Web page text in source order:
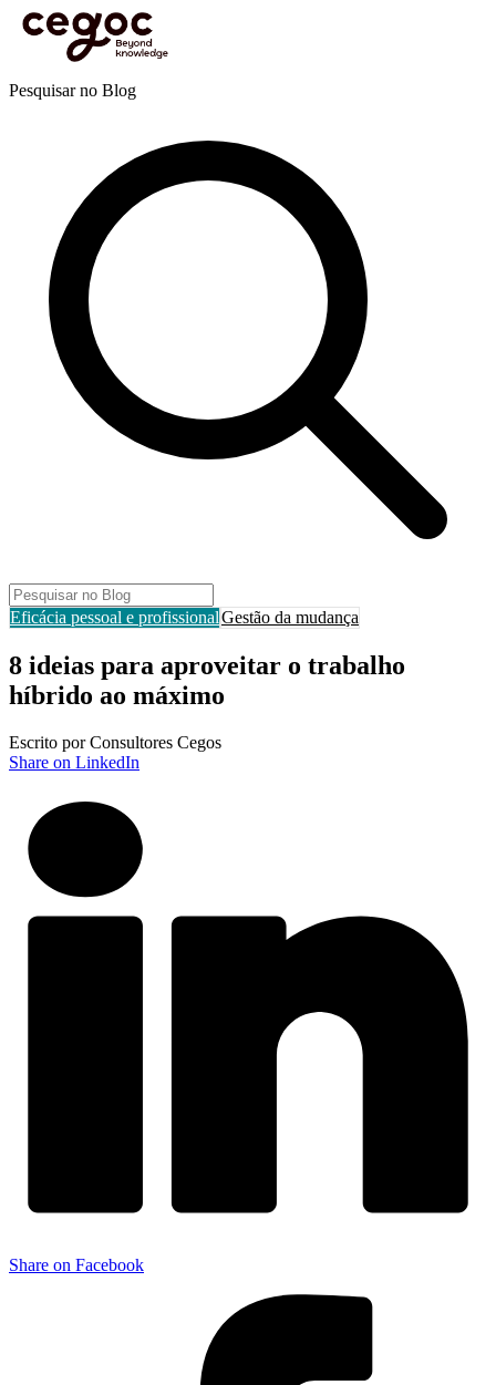
Skip to main content
Está aqui:Home > Recursos
8 ideias para aproveitar o trabalho híbrido ao máximo
Pesquisar no Blog
Eficácia pessoal e profissionalGestão da mudança
8 ideias para aproveitar o trabalho
híbrido ao máximo
Escrito por Consultores Cegos
Share on LinkedIn
Share on Facebook